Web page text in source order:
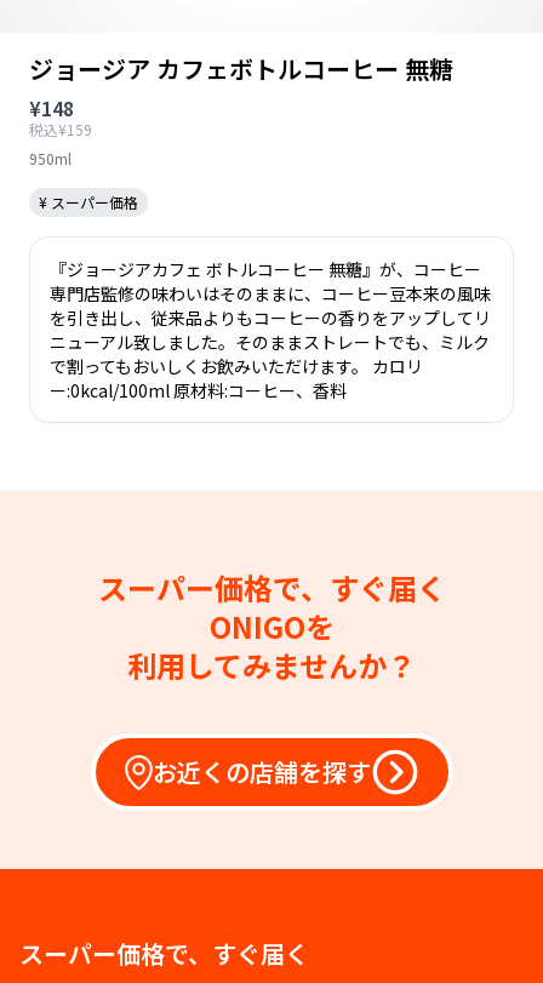
ジョージア カフェボトルコーヒー 無糖
¥148
税込¥159
950ml
¥ スーパー価格
『ジョージアカフェ ボトルコーヒー 無糖』が、コーヒー
専門店監修の味わいはそのままに、コーヒー豆本来の風味
を引き出し、従来品よりもコーヒーの香りをアップしてリ
ニューアル致しました。そのままストレートでも、ミルク
で割ってもおいしくお飲みいただけます。 カロリ
ー:0kcal/100ml 原材料:コーヒー、香料
スーパー価格で、すぐ届く
ONIGOを
利用してみませんか？
お近くの店舗を探す
スーパー価格で、すぐ届く